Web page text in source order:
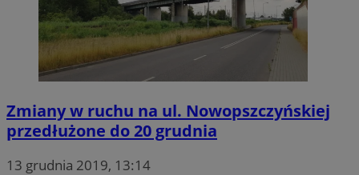
Zmiany w ruchu na ul. Nowopszczyńskiej
przedłużone do 20 grudnia
13 grudnia 2019, 13:14